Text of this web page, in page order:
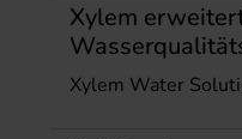
Xylem
Xylem Water